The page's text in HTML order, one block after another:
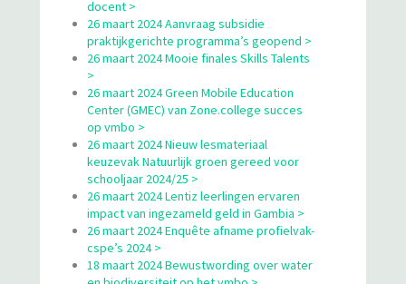
docent >
26 maart 2024 Aanvraag subsidie
praktijkgerichte programma’s geopend >
26 maart 2024 Mooie finales Skills Talents
>
26 maart 2024 Green Mobile Education
Center (GMEC) van Zone.college succes
op vmbo >
26 maart 2024 Nieuw lesmateriaal
keuzevak Natuurlijk groen gereed voor
schooljaar 2024/25 >
26 maart 2024 Lentiz leerlingen ervaren
impact van ingezameld geld in Gambia >
26 maart 2024 Enquête afname profielvak-
cspe’s 2024 >
18 maart 2024 Bewustwording over water